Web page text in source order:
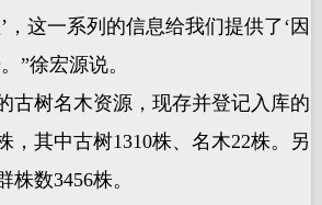
，这一系列的信息给我们提供了‘因
”徐宏源说。
树名木资源，现存并登记入库的
，其中古树1310株、名木22株。另
数3456株。